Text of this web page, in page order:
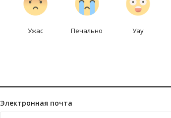
Ужас Печально Уау
Электронная почта